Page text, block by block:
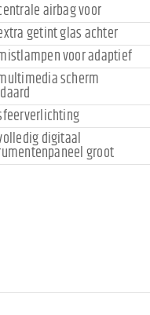
airbag voor
getint glas achter
voor adaptief
scherm
digitaal
groot